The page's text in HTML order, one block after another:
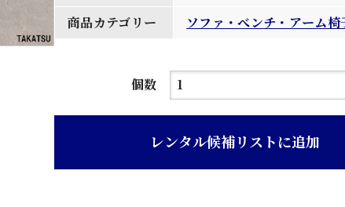
商品カテゴリー
ソファ・べンチ・アーム椅
個数
グ
レンタル候補リストに追加